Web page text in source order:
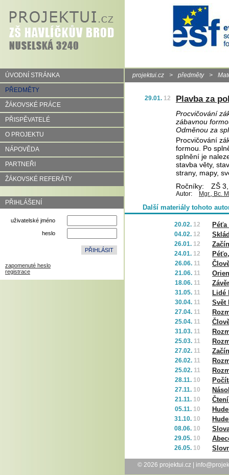
ÚVODNÍ STRÁNKA
PŘEDMĚTY
ŽÁKOVSKÉ PRÁCE
PŘISPĚVATELÉ
O PROJEKTU
NÁPOVĚDA
PARTNEŘI
ŽÁKOVSKÉ REFERÁTY
PŘIHLÁŠENÍ
uživatelské jméno
heslo
zapomenuté heslo
registrace
projektui.cz > předměty >
29.01. 12 Plavba za
Procvičování
zábavnou
Odměnou za
Procvičování
formou. Po
splnění je
stavba věty,
strany, mapy,
Ročníky:
ZŠ 3,
Autor: Mgr., Bc.
Další materiály tohoto
20.02. 12 Péťa
04.02. 12
26.01. 12
24.01. 12
26.06. 11
21.06. 11
18.06. 11
31.05. 11 Lidé
30.04. 11 Svět
27.04. 11
25.04. 11
31.03. 11
25.03. 11
27.02. 11
26.02. 11
25.02. 11
28.11. 10
27.11. 10
21.11. 10
05.11. 10
31.10. 10
08.06. 10
29.05. 10
26.05. 10
© 2026 projektui.cz